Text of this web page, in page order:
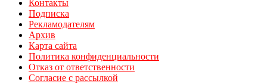
Контакты
Подписка
Рекламодателям
Архив
Карта сайта
Политика конфиденциальности
Отказ от ответственности
Согласие с рассылкой